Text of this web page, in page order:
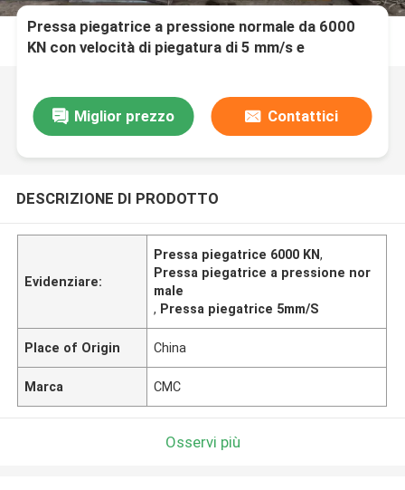
Pressa piegatrice a pressione normale da 6000
KN con velocità di piegatura di 5 mm/s e
Miglior prezzo Contattici
DESCRIZIONE DI PRODOTTO
Evidenziare:
Pressa piegatrice 6000 KN,
Pressa piegatrice a pressione nor
male
, Pressa piegatrice 5mm/S
Place of Origin China
Marca CMC
Osservi più